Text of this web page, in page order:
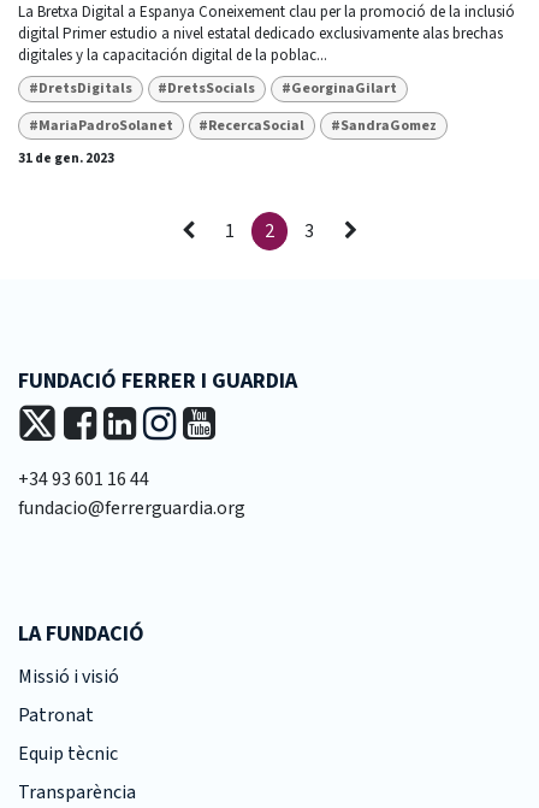
La Bretxa Digital a Espanya Coneixement clau per la promoció de la inclusió
digital Primer estudio a nivel estatal dedicado exclusivamente alas brechas
digitales y la capacitación digital de la poblac...
#DretsDigitals #DretsSocials
#GeorginaGilart
#MariaPadroSolanet
#RecercaSocial
#SandraGomez
31 de gen. 2023
1 2 3
FUNDACIÓ FERRER I GUARDIA
+34 93 601 16 44
fundacio@ferrerguardia.org
LA FUNDACIÓ
Missió i visió
Patronat
Equip tècnic
Transparència